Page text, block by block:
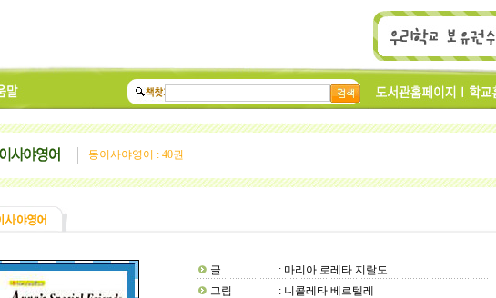
동이사야영어 : 40권
글
: 마리아 로레타 지랄도
그림
: 니콜레타 베르텔레